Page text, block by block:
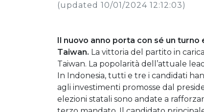
(updated 10/01/2024 12:12:03)
Il nuovo anno porta con sé un
Taiwan. La vittoria del partito in
Taiwan. La popolarità dell’attuale
In Indonesia, tutti e tre i candidati
agli investimenti promosse dal
elezioni statali sono andate a